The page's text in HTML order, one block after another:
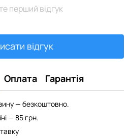
перший відгук
відгук
Оплата Гарантія
— безкоштовно.
— 85 грн.